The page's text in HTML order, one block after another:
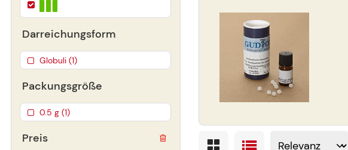
Darreichungsform
Globuli (1)
Packungsgröße
0.5 g (1)
Preis